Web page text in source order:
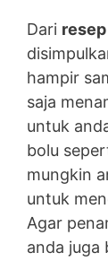
Dari
hampir
saja
untuk
bolu
mungkin
untuk
Agar
anda juga